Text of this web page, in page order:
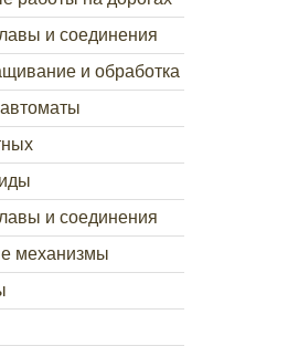
и соединения
и обработка
и соединения
механизмы